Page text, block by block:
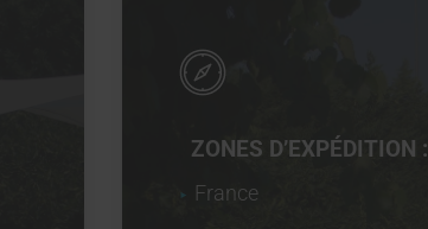
ZONES D’EXPÉDITION :
France